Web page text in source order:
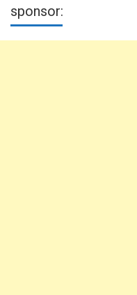
sponsor: